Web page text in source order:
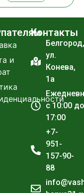
и
Контакты
Белгород,
ул.
Конева,
1а
с 10:00 до
17:00
+7-
951-
157-90-
88